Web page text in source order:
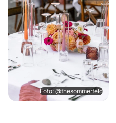
Foto: @thesommerfeld